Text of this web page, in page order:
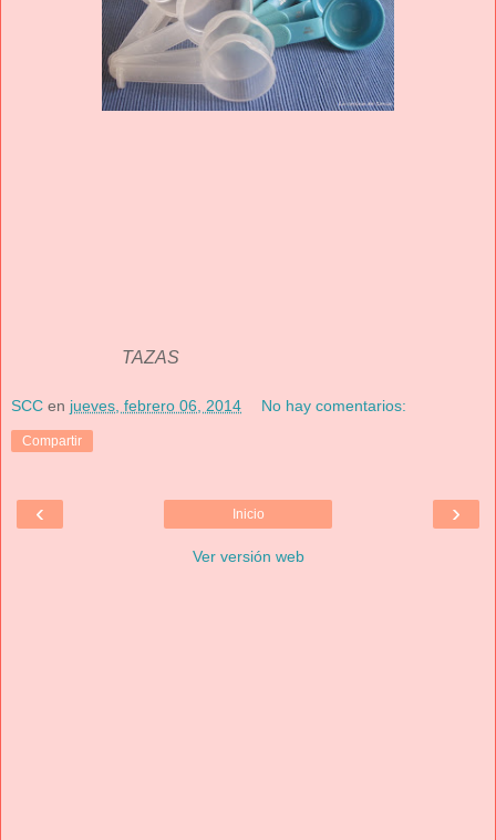
TAZAS
SCC en jueves, febrero 06, 2014 No hay comentarios:
Compartir
‹ ›
Inicio
Ver versión web